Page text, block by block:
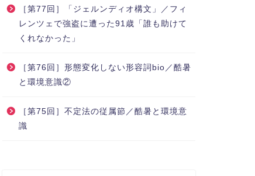
［第77回］「ジェルンディオ構文」／フィ
レンツェで強盗に遭った91歳「誰も助けて
くれなかった」
［第76回］形態変化しない形容詞bio／酷暑
と環境意識②
［第75回］不定法の従属節／酷暑と環境意
識